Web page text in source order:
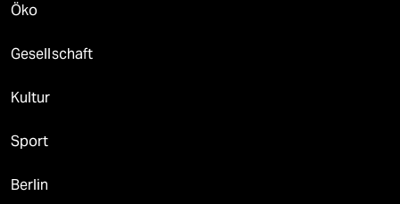
Öko
Gesellschaft
Kultur
Sport
Berlin